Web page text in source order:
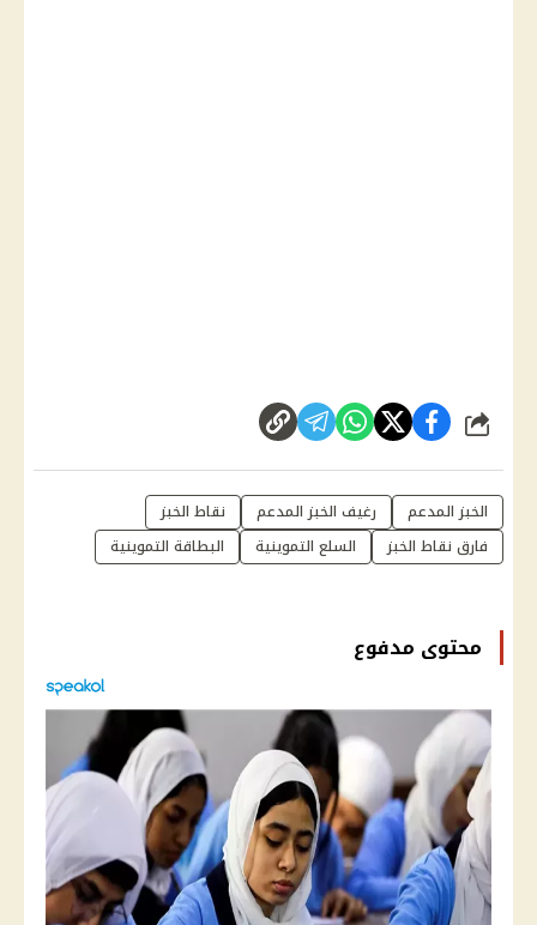
شارك
الخبز المدعم رغيف الخبز المدعم
نقاط الخبز
فارق نقاط الخبز
السلع التموينية البطاقة التموينية
محتوى مدفوع